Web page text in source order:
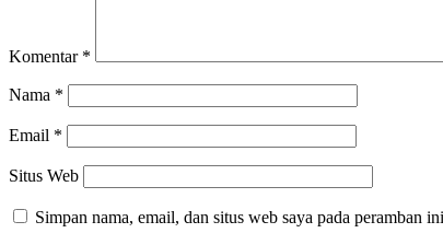
Komentar *
Nama *
Email *
Situs Web
Simpan nama, email, dan situs web saya pada peramban